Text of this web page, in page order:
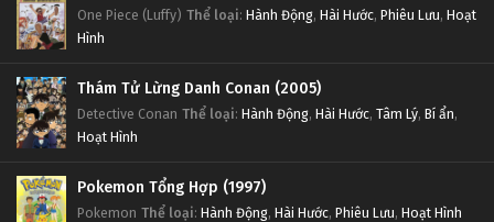
One Piece (Luffy) Thể loại: Hành Động, Hài Hước, Phiêu Lưu, Hoạt
Hình
Thám Tử Lừng Danh Conan (2005)
Detective Conan Thể loại: Hành Động, Hài Hước, Tâm Lý, Bí ẩn,
Hoạt Hình
Pokemon Tổng Hợp (1997)
Pokemon Thể loại: Hành Động, Hài Hước, Phiêu Lưu, Hoạt Hình